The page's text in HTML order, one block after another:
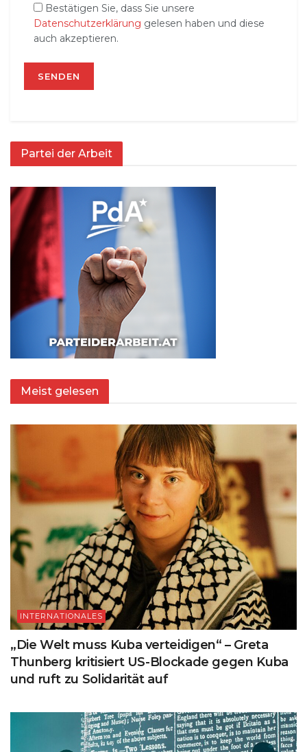
Bestätigen Sie, dass Sie unsere
Datenschutzerklärung gelesen haben und diese
auch akzeptieren.
Partei der Arbeit
Meist gelesen
INTERNATIONALES
„Die Welt muss Kuba verteidigen“ – Greta
Thunberg kritisiert US-Blockade gegen Kuba
und ruft zu Solidarität auf